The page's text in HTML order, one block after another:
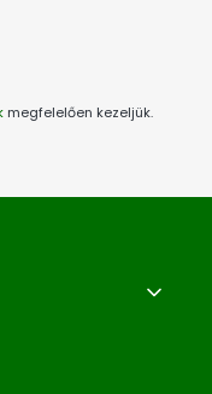
megfelelően kezeljük.